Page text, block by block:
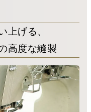
上げる、
高度な縫製